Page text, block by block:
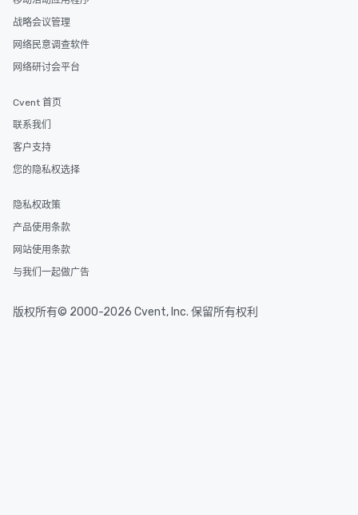
战略会议管理
网络民意调查软件
网络研讨会平台
Cvent 首页
联系我们
客户支持
您的隐私权选择
隐私权政策
产品使用条款
网站使用条款
与我们一起做广告
版权所有© 2000-2026 Cvent, Inc. 保留所有权利